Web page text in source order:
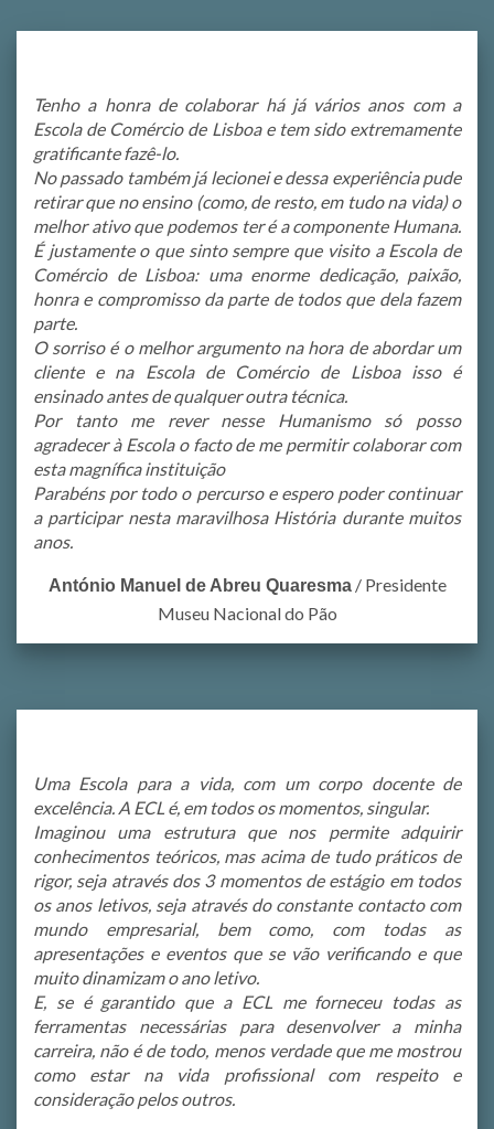
Tenho a honra de colaborar há já vários anos com a
Escola de Comércio de Lisboa e tem sido extremamente
gratificante fazê-lo.
No passado também já lecionei e dessa experiência pude
retirar que no ensino (como, de resto, em tudo na vida) o
melhor ativo que podemos ter é a componente Humana.
É justamente o que sinto sempre que visito a Escola de
Comércio de Lisboa: uma enorme dedicação, paixão,
honra e compromisso da parte de todos que dela fazem
parte.
O sorriso é o melhor argumento na hora de abordar um
cliente e na Escola de Comércio de Lisboa isso é
ensinado antes de qualquer outra técnica.
Por tanto me rever nesse Humanismo só posso
agradecer à Escola o facto de me permitir colaborar com
esta magnífica instituição
Parabéns por todo o percurso e espero poder continuar
a participar nesta maravilhosa História durante muitos
anos.
António Manuel de Abreu Quaresma / Presidente
Museu Nacional do Pão
Uma Escola para a vida, com um corpo docente de
excelência. A ECL é, em todos os momentos, singular.
Imaginou uma estrutura que nos permite adquirir
conhecimentos teóricos, mas acima de tudo práticos de
rigor, seja através dos 3 momentos de estágio em todos
os anos letivos, seja através do constante contacto com
mundo empresarial, bem como, com todas as
apresentações e eventos que se vão verificando e que
muito dinamizam o ano letivo.
E, se é garantido que a ECL me forneceu todas as
ferramentas necessárias para desenvolver a minha
carreira, não é de todo, menos verdade que me mostrou
como estar na vida profissional com respeito e
consideração pelos outros.